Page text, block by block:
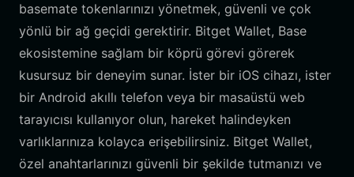
basemate tokenlarınızı yönetmek, güvenli ve çok
yönlü bir ağ geçidi gerektirir. Bitget Wallet, Base
ekosistemine sağlam bir köprü görevi görerek
kusursuz bir deneyim sunar. İster bir iOS cihazı, ister
bir Android akıllı telefon veya bir masaüstü web
tarayıcısı kullanıyor olun, hareket halindeyken
varlıklarınıza kolayca erişebilirsiniz. Bitget Wallet,
özel anahtarlarınızı güvenli bir şekilde tutmanızı ve